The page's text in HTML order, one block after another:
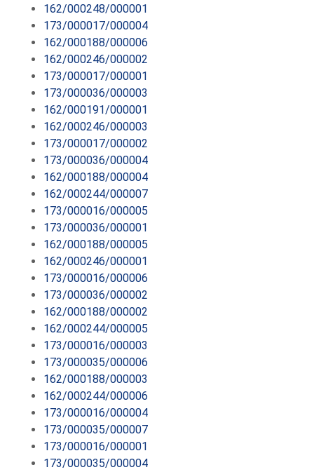
162/000248/000001
173/000017/000004
162/000188/000006
162/000246/000002
173/000017/000001
173/000036/000003
162/000191/000001
162/000246/000003
173/000017/000002
173/000036/000004
162/000188/000004
162/000244/000007
173/000016/000005
173/000036/000001
162/000188/000005
162/000246/000001
173/000016/000006
173/000036/000002
162/000188/000002
162/000244/000005
173/000016/000003
173/000035/000006
162/000188/000003
162/000244/000006
173/000016/000004
173/000035/000007
173/000016/000001
173/000035/000004